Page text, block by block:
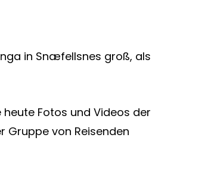
in Snæfellsnes groß, als
Fotos und Videos der
Gruppe von Reisenden